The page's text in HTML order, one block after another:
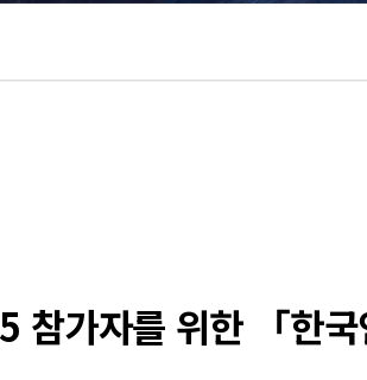
가자를 위한 「한